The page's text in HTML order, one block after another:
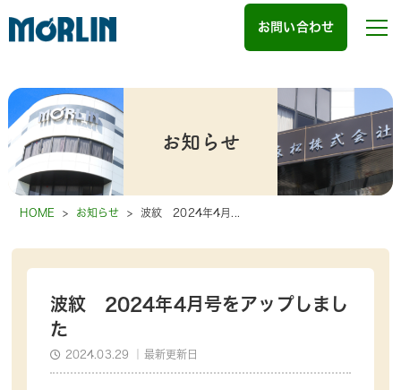
お問い合わせ
お知らせ
HOME > お知らせ > 波紋 2024年4月...
波紋 2024年4月号をアップしまし
た
2024.03.29 ｜最新更新日